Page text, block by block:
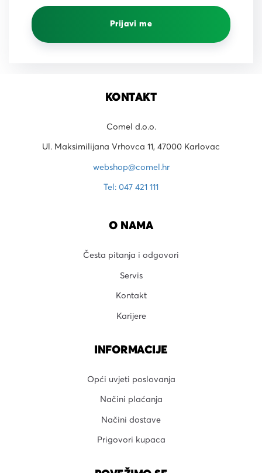
Prijavi me
KONTAKT
Comel d.o.o.
Ul. Maksimilijana Vrhovca 11, 47000 Karlovac
webshop@comel.hr
Tel: 047 421 111
O NAMA
Česta pitanja i odgovori
Servis
Kontakt
Karijere
INFORMACIJE
Opći uvjeti poslovanja
Načini plaćanja
Načini dostave
Prigovori kupaca